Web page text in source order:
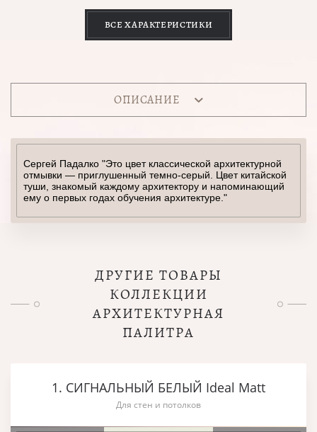
ВСЕ ХАРАКТЕРИСТИКИ
ОПИСАНИЕ
Сергей Падалко "Это цвет классической архитектурной
отмывки — приглушенный темно-серый. Цвет китайской
туши, знакомый каждому архитектору и напоминающий
ему о первых годах обучения архитектуре."
ДРУГИЕ ТОВАРЫ
КОЛЛЕКЦИИ
АРХИТЕКТУРНАЯ
ПАЛИТРА
1. СИГНАЛЬНЫЙ БЕЛЫЙ Ideal Matt
Для стен и потолков